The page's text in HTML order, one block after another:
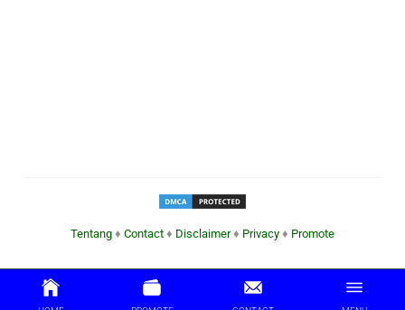
Tentang ♦ Contact ♦ Disclaimer♦ Privacy ♦ Promote